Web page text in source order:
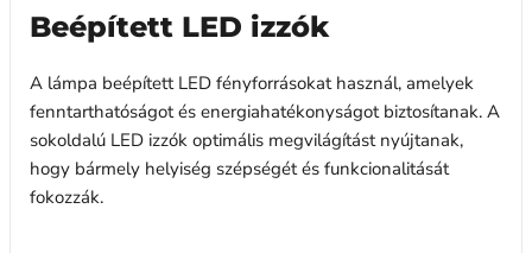
Beépített LED izzók
A lámpa beépített LED fényforrásokat használ, amelyek
fenntarthatóságot és energiahatékonyságot biztosítanak. A
sokoldalú LED izzók optimális megvilágítást nyújtanak,
hogy bármely helyiség szépségét és funkcionalitását
fokozzák.